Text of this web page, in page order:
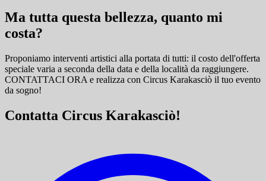
Ma tutta questa bellezza, quanto mi
costa?
Proponiamo interventi artistici alla portata di tutti: il costo dell'offerta
speciale varia a seconda della data e della località da raggiungere.
CONTATTACI ORA e realizza con Circus Karakasciò il tuo evento
da sogno!
Contatta Circus Karakasciò!